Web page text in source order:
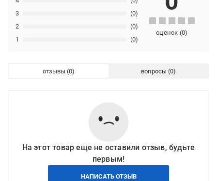
1 (0)
2 (0)
3 (0)
оценок (0)
отзывы вопросы
На этот товар еще не оставили отзыв, будьте
первым!
НАПИСАТЬ ОТЗЫВ